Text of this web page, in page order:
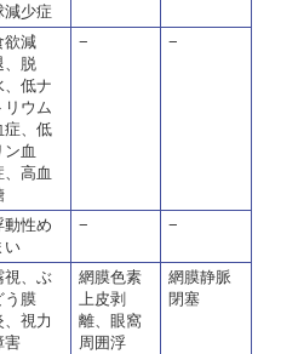
減少症
欲減
、脱
、低ナ
リウム
症、低
ン血
、高血
− −
動性め
い
− −
視、ぶ
う膜
、視力
害
網膜色素
上皮剥
離、眼窩
周囲浮
網膜静脈
閉塞